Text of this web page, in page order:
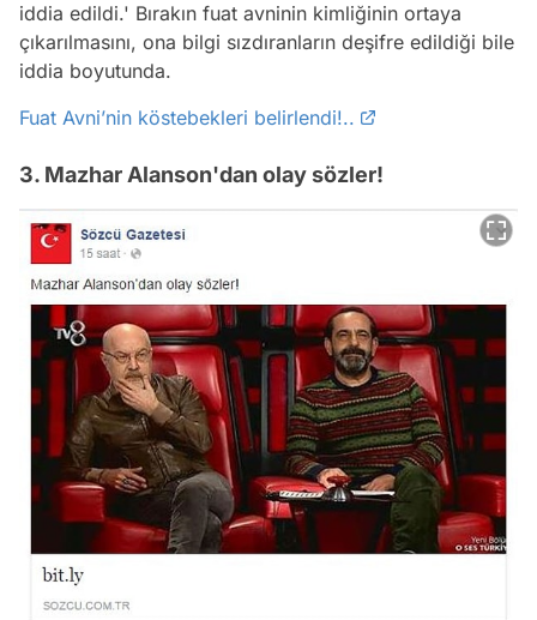
iddia edildi.' Bırakın fuat avninin kimliğinin ortaya
çıkarılmasını, ona bilgi sızdıranların deşifre edildiği bile
iddia boyutunda.
Fuat Avni’nin köstebekleri belirlendi!..
3. Mazhar Alanson'dan olay sözler!